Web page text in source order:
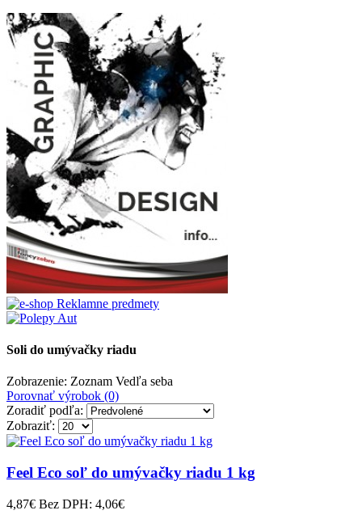
Soli do umývačky riadu
Zobrazenie: Zoznam Vedľa seba
Porovnať výrobok (0)
Zoradiť podľa:
Zobraziť:
Feel Eco soľ do umývačky riadu 1 kg
4,87€ Bez DPH: 4,06€